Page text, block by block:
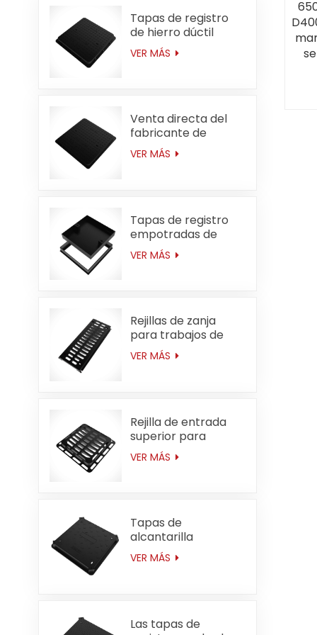
Tapas de registro
de hierro dúctil
cuadradas de
servicio mediano
VER MÁS
Venta directa del
fabricante de
cubiertas de
registro de hierro
mm (23,6 pulgadas)
VER MÁS
Tapas de registro
empotradas de
hierro dúctil para
servicio mediano
VER MÁS
Rejillas de zanja
para trabajos de
tipo mediano con
canal de barranco
VER MÁS
Rejilla de entrada
superior para
servicio mediano
D400 de 600 mm *
VER MÁS
Tapas de
alcantarilla
cuadradas de hierro
dúctil de alta
aeropuertos.
VER MÁS
Las tapas de